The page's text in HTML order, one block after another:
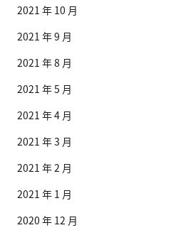
2021 年 10 月
2021 年 9 月
2021 年 8 月
2021 年 5 月
2021 年 4 月
2021 年 3 月
2021 年 2 月
2021 年 1 月
2020 年 12 月